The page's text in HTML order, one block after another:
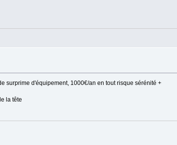
surprime d'équipement, 1000€/an en tout risque sérénité +
la tête